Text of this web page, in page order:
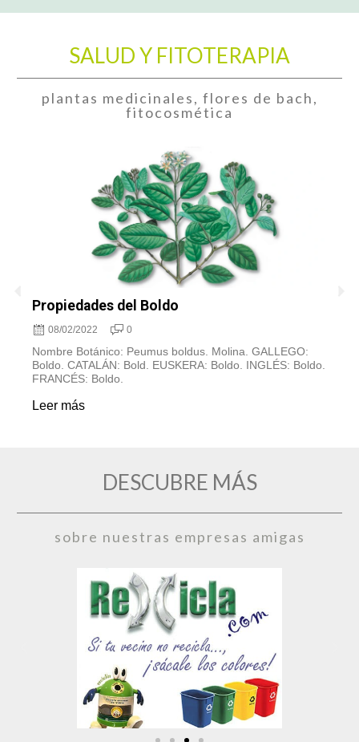
SALUD Y FITOTERAPIA
plantas medicinales, flores de bach,
fitocosmética
Propiedades del Boldo
08/02/2022 0
Nombre Botánico: Peumus boldus. Molina. GALLEGO:
Boldo. CATALÁN: Bold. EUSKERA: Boldo. INGLÉS: Boldo.
FRANCÉS: Boldo.
Leer más
DESCUBRE MÁS
sobre nuestras empresas amigas